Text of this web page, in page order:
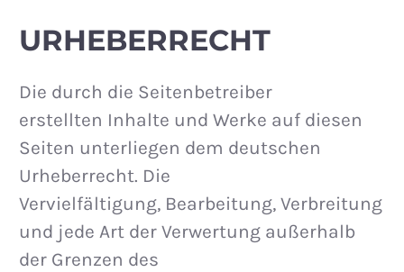
URHEBERRECHT
Die durch die Seitenbetreiber
erstellten Inhalte und Werke auf diesen
Seiten unterliegen dem deutschen
Urheberrecht. Die
Vervielfältigung, Bearbeitung, Verbreitung
und jede Art der Verwertung außerhalb
der Grenzen des